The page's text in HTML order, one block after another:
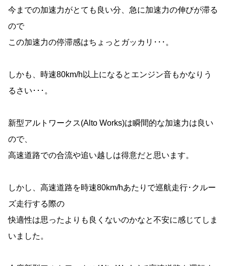
今までの加速力がとても良い分、急に加速力の伸びが滞る
ので
この加速力の停滞感はちょっとガッカリ･･･。
しかも、時速80km/h以上になるとエンジン音もかなりう
るさい･･･。
新型アルトワークス(Alto Works)は瞬間的な加速力は良い
ので、
高速道路での合流や追い越しは得意だと思います。
しかし、高速道路を時速80km/hあたりで巡航走行･クルー
ズ走行する際の
快適性は思ったよりも良くないのかなと不安に感じてしま
いました。